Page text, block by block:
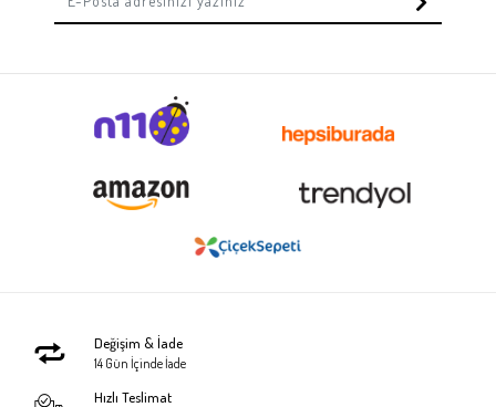
Değişim & İade
14 Gün İçinde İade
Hızlı Teslimat